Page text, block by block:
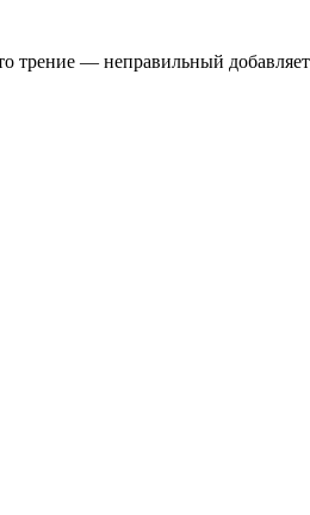
трение — неправильный